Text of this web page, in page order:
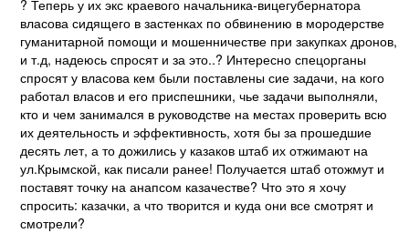
? Теперь у их экс краевого начальника-вицегубернатора
власова сидящего в застенках по обвинению в мородерстве
гуманитарной помощи и мошенничестве при закупках дронов,
и т.д, надеюсь спросят и за это..? Интересно спецорганы
спросят у власова кем были поставлены сие задачи, на кого
работал власов и его приспешники, чье задачи выполняли,
кто и чем занимался в руководстве на местах проверить всю
их деятельность и эффективность, хотя бы за прошедшие
десять лет, а то дожились у казаков штаб их отжимают на
ул.Крымской, как писали ранее! Получается штаб отожмут и
поставят точку на анапсом казачестве? Что это я хочу
спросить: казачки, а что творится и куда они все смотрят и
смотрели?